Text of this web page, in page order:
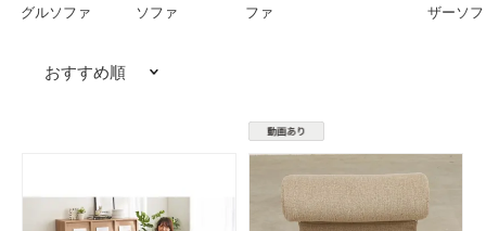
グルソファ
ソファ
ファ
ザーソ
おすすめ順